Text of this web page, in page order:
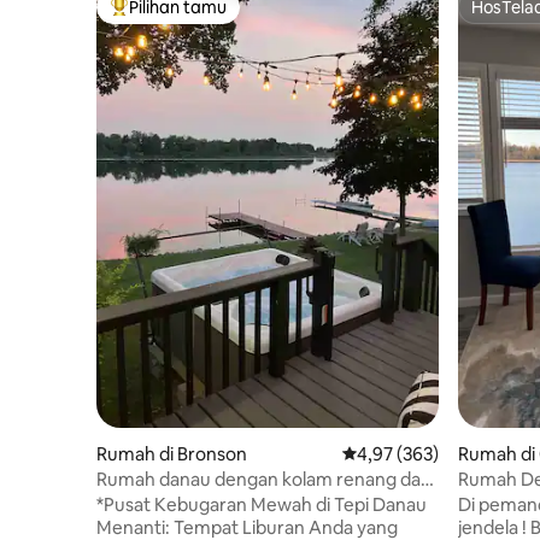
Pilihan tamu terpopuler
Pilihan tamu
Rumah di Bronson Nilai rata-rata 4,97 dari
4,97 (363)
Rumah danau dengan kolam renang dan
kayak
*Pusat Kebugaran Mewah di Tepi Danau
Menanti: Tempat Liburan Anda yang
Rumah
Rumah
Di
jendela !